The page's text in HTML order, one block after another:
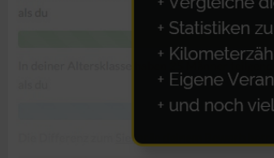
Messung der Performance von Inhalten
Analyse von Zielgruppen durch Statistiken
verschiedenen Quellen